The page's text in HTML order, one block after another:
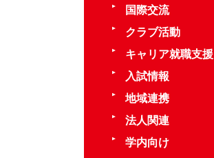
国際交流
クラブ活動
キャリア就職支援
入試情報
地域連携
法人関連
学内向け